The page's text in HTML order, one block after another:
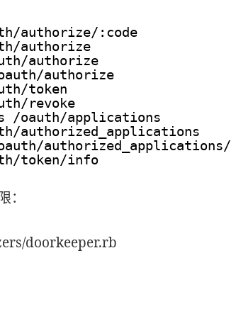
authorize/ :code
authorize
authorize
authorize
token
revoke
/oauth/applications
authorized_applications
authorized_applications/
token/info
doorkeeper.rb